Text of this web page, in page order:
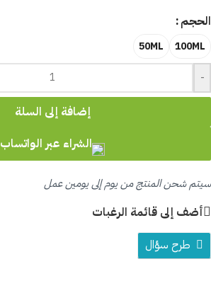
الحجم
100ML
50ML
-
إضافة إلى السلة
الشراء عبر الواتساب
سيتم شحن المنتج من يوم إلى يومين عمل
أضف إلى قائمة الرغبات
طرح سؤال